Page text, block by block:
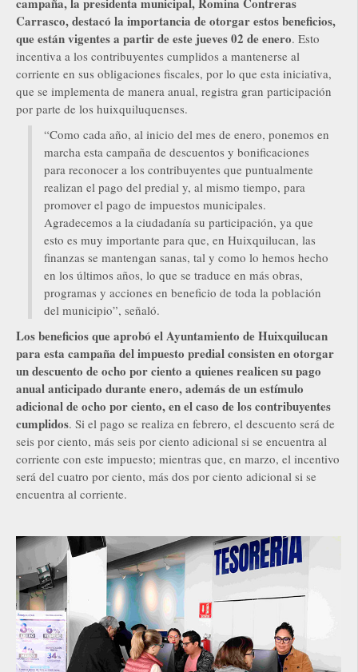
Carrasco, destacó la importancia de otorgar estos beneficios,
que están vigentes a partir de este jueves 02 de enero. Esto
incentiva a los contribuyentes cumplidos a mantenerse al
corriente en sus obligaciones fiscales, por lo que esta iniciativa,
que se implementa de manera anual, registra gran participación
por parte de los huixquiluquenses.
“Como cada año, al inicio del mes de enero, ponemos en
marcha esta campaña de descuentos y bonificaciones
para reconocer a los contribuyentes que puntualmente
realizan el pago del predial y, al mismo tiempo, para
promover el pago de impuestos municipales.
Agradecemos a la ciudadanía su participación, ya que
esto es muy importante para que, en Huixquilucan, las
finanzas se mantengan sanas, tal y como lo hemos hecho
en los últimos años, lo que se traduce en más obras,
programas y acciones en beneficio de toda la población
del municipio”, señaló.
Los beneficios que aprobó el Ayuntamiento de Huixquilucan
para esta campaña del impuesto predial consisten en otorgar
un descuento de ocho por ciento a quienes realicen su pago
anual anticipado durante enero, además de un estímulo
adicional de ocho por ciento, en el caso de los contribuyentes
cumplidos. Si el pago se realiza en febrero, el descuento será de
seis por ciento, más seis por ciento adicional si se encuentra al
corriente con este impuesto; mientras que, en marzo, el incentivo
será del cuatro por ciento, más dos por ciento adicional si se
encuentra al corriente.